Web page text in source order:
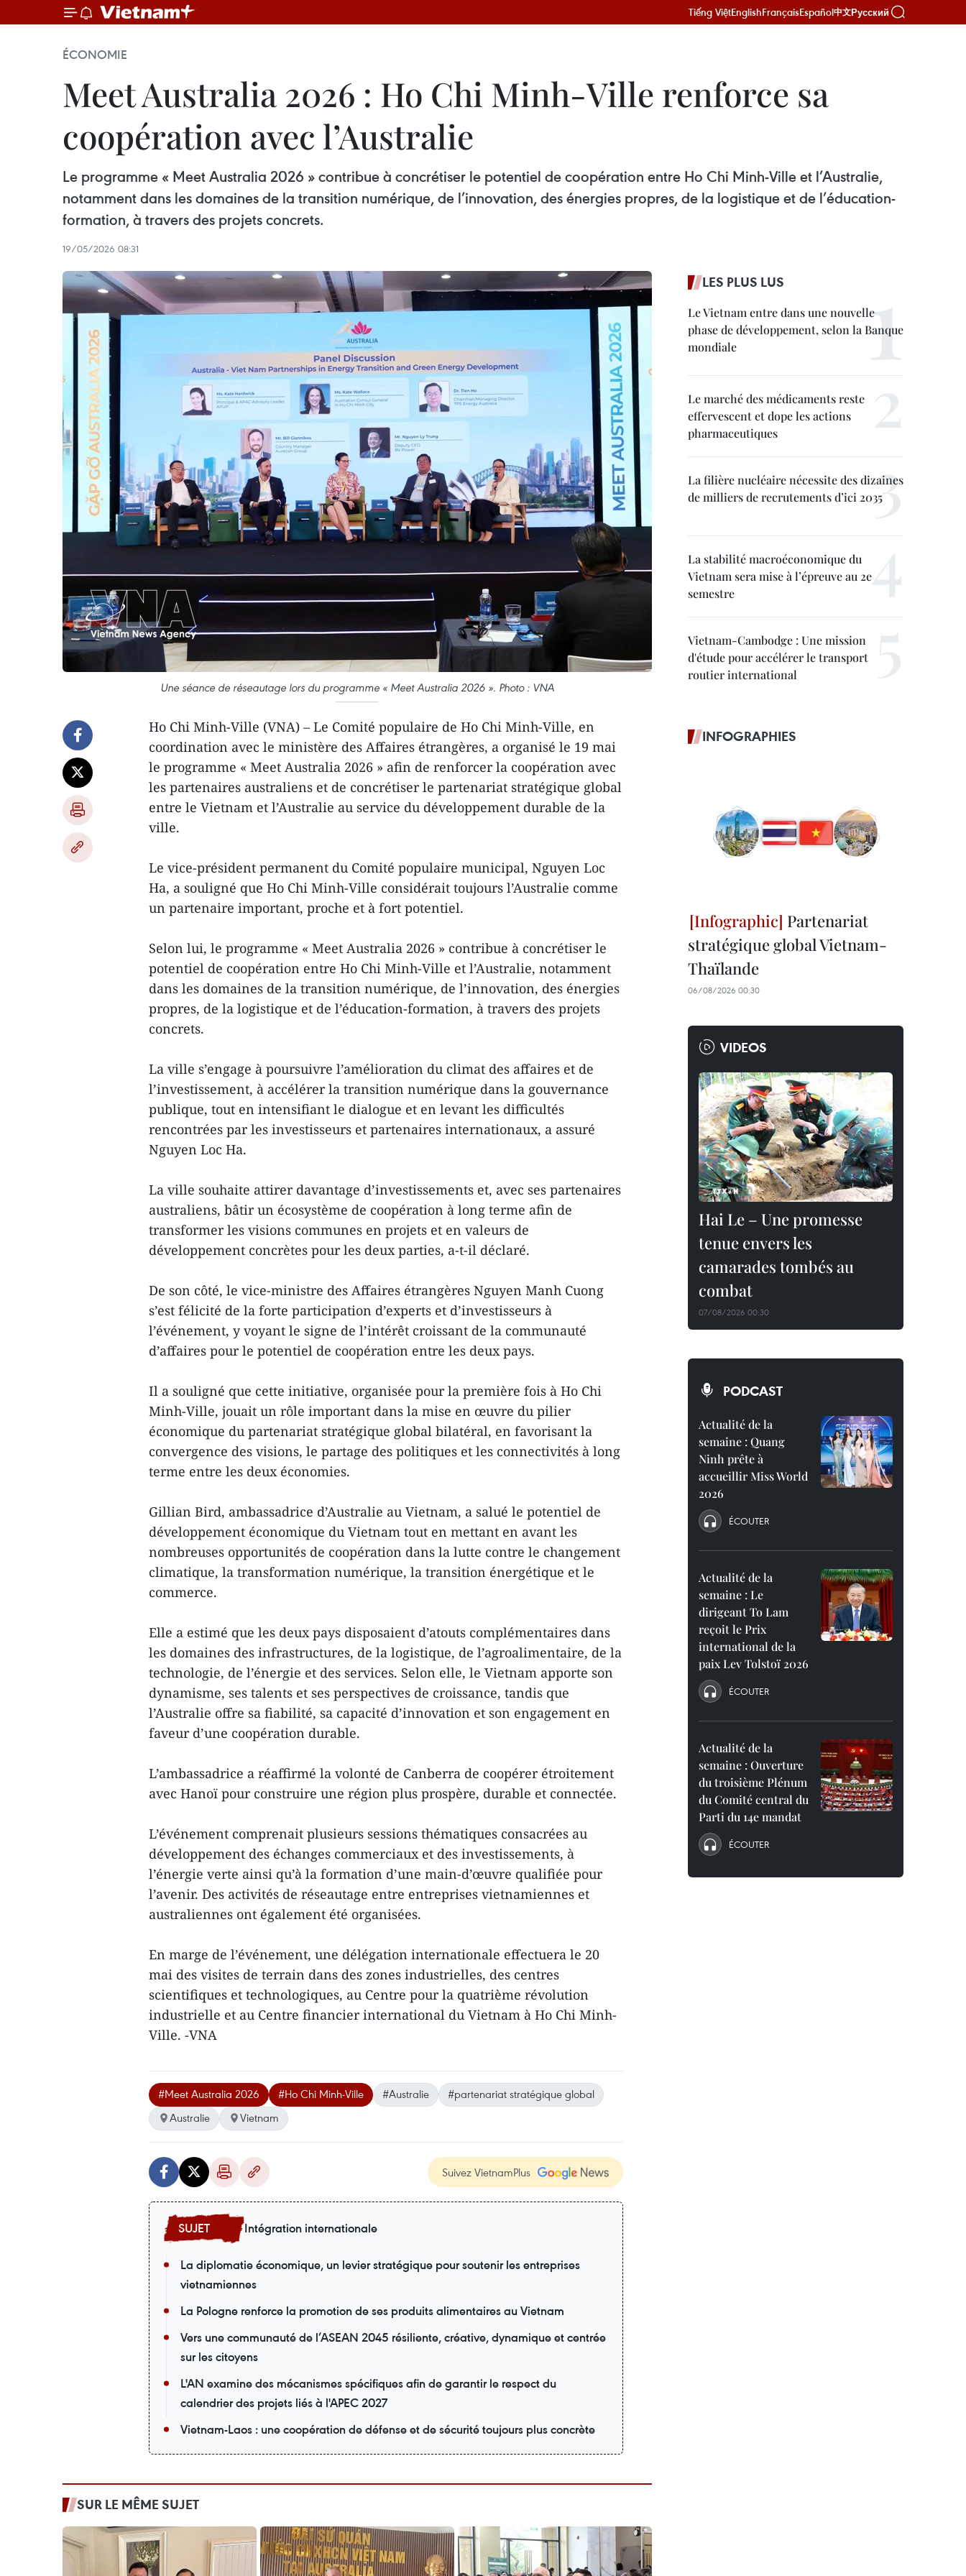
Tiếng ViệtEnglishFrançaisEspañol中文Русский
ÉCONOMIE
Meet Australia 2026 : Ho Chi Minh-Ville renforce sa
coopération avec l’Australie
Le programme « Meet Australia 2026 » contribue à concrétiser le potentiel de coopération entre Ho Chi Minh-Ville et l’Australie,
notamment dans les domaines de la transition numérique, de l’innovation, des énergies propres, de la logistique et de l’éducation-
formation, à travers des projets concrets.
19/05/2026 08:31
Une séance de réseautage lors du programme « Meet Australia 2026 ». Photo : VNA
Ho Chi Minh-Ville (VNA) – Le Comité populaire de Ho Chi Minh-Ville, en
coordination avec le ministère des Affaires étrangères, a organisé le 19 mai
le programme « Meet Australia 2026 » afin de renforcer la coopération avec
les partenaires australiens et de concrétiser le partenariat stratégique global
entre le Vietnam et l’Australie au service du développement durable de la
ville.
Le vice-président permanent du Comité populaire municipal, Nguyen Loc
Ha, a souligné que Ho Chi Minh-Ville considérait toujours l’Australie comme
un partenaire important, proche et à fort potentiel.
Selon lui, le programme « Meet Australia 2026 » contribue à concrétiser le
potentiel de coopération entre Ho Chi Minh-Ville et l’Australie, notamment
dans les domaines de la transition numérique, de l’innovation, des énergies
propres, de la logistique et de l’éducation-formation, à travers des projets
concrets.
La ville s’engage à poursuivre l’amélioration du climat des affaires et de
l’investissement, à accélérer la transition numérique dans la gouvernance
publique, tout en intensifiant le dialogue et en levant les difficultés
rencontrées par les investisseurs et partenaires internationaux, a assuré
Nguyen Loc Ha.
La ville souhaite attirer davantage d’investissements et, avec ses partenaires
australiens, bâtir un écosystème de coopération à long terme afin de
transformer les visions communes en projets et en valeurs de
développement concrètes pour les deux parties, a-t-il déclaré.
De son côté, le vice-ministre des Affaires étrangères Nguyen Manh Cuong
s’est félicité de la forte participation d’experts et d’investisseurs à
l’événement, y voyant le signe de l’intérêt croissant de la communauté
d’affaires pour le potentiel de coopération entre les deux pays.
Il a souligné que cette initiative, organisée pour la première fois à Ho Chi
Minh-Ville, jouait un rôle important dans la mise en œuvre du pilier
économique du partenariat stratégique global bilatéral, en favorisant la
convergence des visions, le partage des politiques et les connectivités à long
terme entre les deux économies.
Gillian Bird, ambassadrice d’Australie au Vietnam, a salué le potentiel de
développement économique du Vietnam tout en mettant en avant les
nombreuses opportunités de coopération dans la lutte contre le changement
climatique, la transformation numérique, la transition énergétique et le
commerce.
Elle a estimé que les deux pays disposaient d’atouts complémentaires dans
les domaines des infrastructures, de la logistique, de l’agroalimentaire, de la
technologie, de l’énergie et des services. Selon elle, le Vietnam apporte son
dynamisme, ses talents et ses perspectives de croissance, tandis que
l’Australie offre sa fiabilité, sa capacité d’innovation et son engagement en
faveur d’une coopération durable.
L’ambassadrice a réaffirmé la volonté de Canberra de coopérer étroitement
avec Hanoï pour construire une région plus prospère, durable et connectée.
L’événement comprenait plusieurs sessions thématiques consacrées au
développement des échanges commerciaux et des investissements, à
l’énergie verte ainsi qu’à la formation d’une main-d’œuvre qualifiée pour
l’avenir. Des activités de réseautage entre entreprises vietnamiennes et
australiennes ont également été organisées.
En marge de l’événement, une délégation internationale effectuera le 20
mai des visites de terrain dans des zones industrielles, des centres
scientifiques et technologiques, au Centre pour la quatrième révolution
industrielle et au Centre financier international du Vietnam à Ho Chi Minh-
Ville. -VNA
#Meet Australia 2026 #Ho Chi Minh-Ville #Australie
#partenariat stratégique global
Australie
Vietnam
Suivez VietnamPlus
Intégration internationale
La diplomatie économique, un levier stratégique pour soutenir les entreprises
vietnamiennes
La Pologne renforce la promotion de ses produits alimentaires au Vietnam
Vers une communauté de l’ASEAN 2045 résiliente, créative, dynamique et centrée
sur les citoyens
L'AN examine des mécanismes spécifiques afin de garantir le respect du
calendrier des projets liés à l'APEC 2027
Vietnam-Laos : une coopération de défense et de sécurité toujours plus concrète
SUR LE MÊME SUJET
LES PLUS LUS
Le Vietnam entre dans une nouvelle
phase de développement, selon la Banque
mondiale
Le marché des médicaments reste
effervescent et dope les actions
pharmaceutiques
La filière nucléaire nécessite des dizaines
de milliers de recrutements d’ici 2035
La stabilité macroéconomique du
Vietnam sera mise à l’épreuve au 2e
semestre
Vietnam-Cambodge : Une mission
d'étude pour accélérer le transport
routier international
INFOGRAPHIES
Partenariat
stratégique global Vietnam-
Thaïlande
06/08/2026 00:30
VIDEOS
Hai Le – Une promesse
tenue envers les
camarades tombés au
combat
07/08/2026 00:30
PODCAST
Actualité de la
semaine : Quang
Ninh prête à
accueillir Miss World
2026
ÉCOUTER
Actualité de la
semaine : Le
dirigeant To Lam
reçoit le Prix
international de la
paix Lev Tolstoï 2026
ÉCOUTER
Actualité de la
semaine : Ouverture
du troisième Plénum
du Comité central du
Parti du 14e mandat
ÉCOUTER